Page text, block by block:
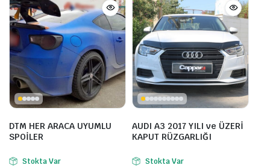
DTM HER ARACA UYUMLU
SPOİLER
Stokta Var
AUDI A3 2017 YILI ve ÜZERİ
KAPUT RÜZGARLIĞI
Stokta Var